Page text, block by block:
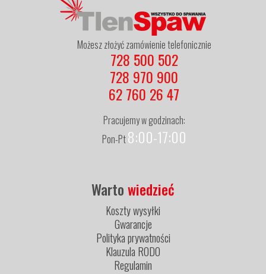
Możesz złożyć zamówienie telefonicznie
728 500 502
728 970 900
62 760 26 47
Pracujemy w godzinach:
Pon-Pt8:00-17:00
Wartowiedzieć
Koszty wysyłki
Gwarancje
Polityka prywatności
Klauzula RODO
Regulamin